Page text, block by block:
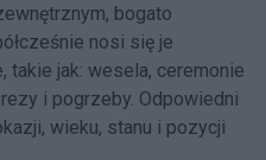
bogato
nosi się je
takie jak: wesela, ceremonie
i pogrzeby. Odpowiedni
wieku, stanu i pozycji